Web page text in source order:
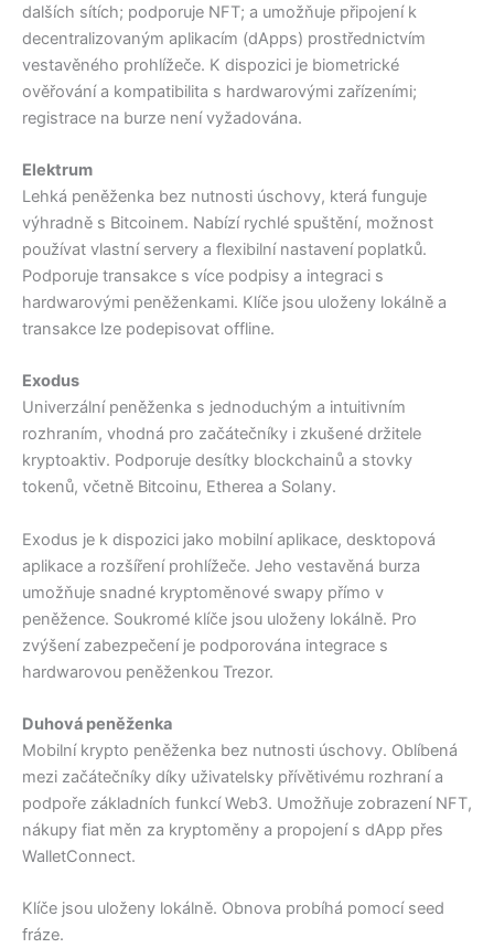
dalších sítích; podporuje NFT; a umožňuje připojení k
decentralizovaným aplikacím (dApps) prostřednictvím
vestavěného prohlížeče. K dispozici je biometrické
ověřování a kompatibilita s hardwarovými zařízeními;
registrace na burze není vyžadována.
Elektrum
Lehká peněženka bez nutnosti úschovy, která funguje
výhradně s Bitcoinem. Nabízí rychlé spuštění, možnost
používat vlastní servery a flexibilní nastavení poplatků.
Podporuje transakce s více podpisy a integraci s
hardwarovými peněženkami. Klíče jsou uloženy lokálně a
transakce lze podepisovat offline.
Exodus
Univerzální peněženka s jednoduchým a intuitivním
rozhraním, vhodná pro začátečníky i zkušené držitele
kryptoaktiv. Podporuje desítky blockchainů a stovky
tokenů, včetně Bitcoinu, Etherea a Solany.
Exodus je k dispozici jako mobilní aplikace, desktopová
aplikace a rozšíření prohlížeče. Jeho vestavěná burza
umožňuje snadné kryptoměnové swapy přímo v
peněžence. Soukromé klíče jsou uloženy lokálně. Pro
zvýšení zabezpečení je podporována integrace s
hardwarovou peněženkou Trezor.
Duhová peněženka
Mobilní krypto peněženka bez nutnosti úschovy. Oblíbená
mezi začátečníky díky uživatelsky přívětivému rozhraní a
podpoře základních funkcí Web3. Umožňuje zobrazení NFT,
nákupy fiat měn za kryptoměny a propojení s dApp přes
WalletConnect.
Klíče jsou uloženy lokálně. Obnova probíhá pomocí seed
fráze.